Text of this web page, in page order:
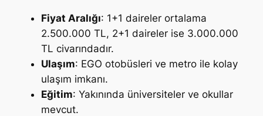
Fiyat Aralığı: 1+1 daireler ortalama
2.500.000 TL, 2+1 daireler ise 3.000.000
TL civarındadır.
Ulaşım: EGO otobüsleri ve metro ile kolay
ulaşım imkanı.
Eğitim: Yakınında üniversiteler ve okullar
mevcut.